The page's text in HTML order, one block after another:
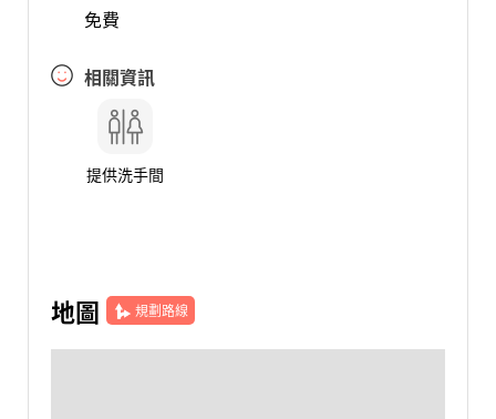
免費
相關資訊
提供洗手間
地圖 規劃路線